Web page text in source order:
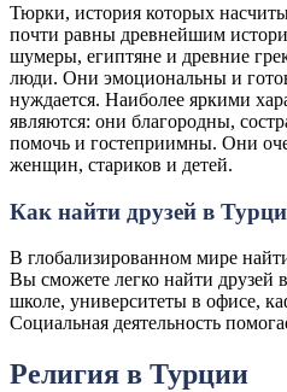
Тюрки, история которых
почти равны древнейшим
шумеры, египтяне и древние
люди. Они эмоциональны и
нуждается. Наиболее яркими
являются: они благородны,
помочь и гостеприимны. Они
женщин, стариков и детей.
Как найти друзей в
В глобализированном мире
Вы сможете легко найти друзей
школе, университеты в офисе,
Социальная деятельность
Религия в Турции